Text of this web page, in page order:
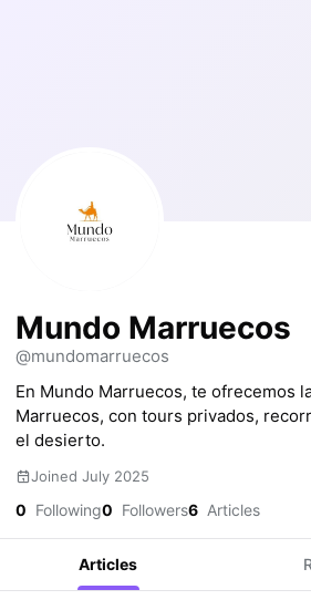
Mundo Marruecos
@mundomarruecos
En Mundo Marruecos, te ofrecemos
Marruecos, con tours privados,
el desierto.
Joined July 2025
0 Following0 Followers6 Articles
Articles